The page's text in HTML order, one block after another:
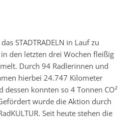
STADTRADELN in Lauf zu
den letzten drei Wochen fleißig
Durch 94 Radlerinnen und
hierbei 24.747 Kilometer
dessen konnten so 4 Tonnen CO²
wurde die Aktion durch
Seit heute stehen die